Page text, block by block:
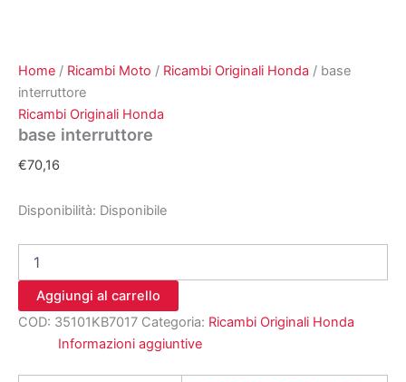
Home / Ricambi Moto / Ricambi Originali Honda / base
interruttore
Ricambi Originali Honda
base interruttore
€70,16
Disponibilità: Disponibile
interruttore
quantità
Aggiungi al carrello
COD: 35101KB7017 Categoria: Ricambi Originali Honda
Informazioni aggiuntive